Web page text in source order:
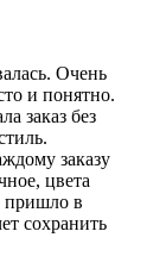
Очень
и понятно.
заказ без
заказу
цвета
пришло в
сохранить